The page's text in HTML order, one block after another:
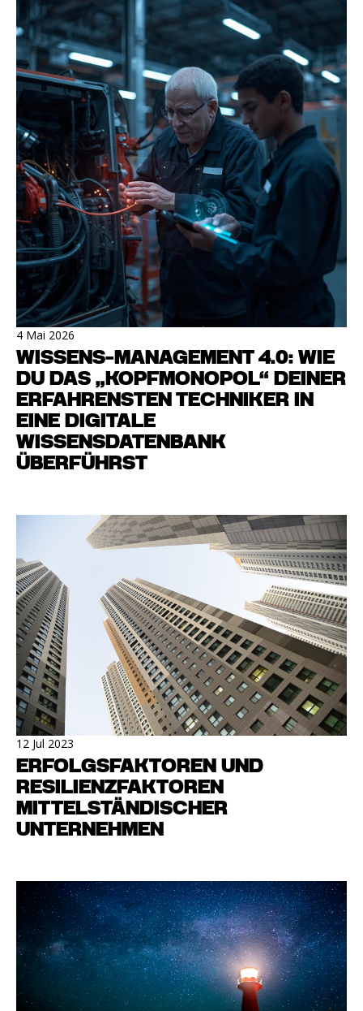
4 Mai 2026
WISSENS-MANAGEMENT 4.0: WIE
DU DAS „KOPFMONOPOL“ DEINER
ERFAHRENSTEN TECHNIKER IN
EINE DIGITALE
WISSENSDATENBANK
ÜBERFÜHRST
12 Jul 2023
ERFOLGSFAKTOREN UND
RESILIENZFAKTOREN
MITTELSTÄNDISCHER
UNTERNEHMEN